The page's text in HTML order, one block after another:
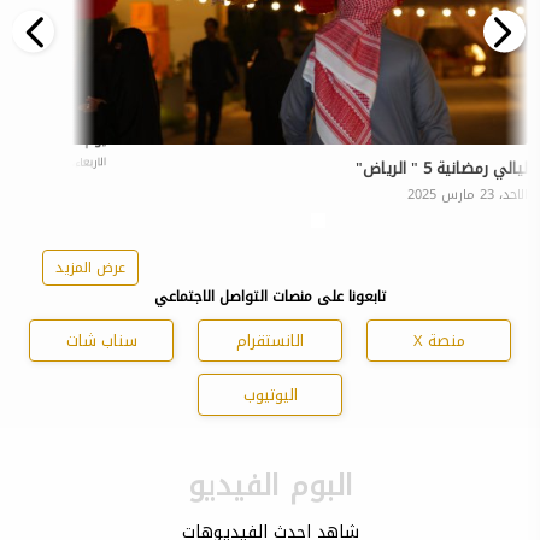
ليالي رمضانية 5 " الرياض"
الاحد، 23 مارس 2025
يوم التأسيس ..
الاربعاء، 26 فبراير 2025
عرض المزيد
تابعونا على منصات التواصل الاجتماعي
منصة X الانستقرام
سناب شات
اليوتيوب
البوم الفيديو
شاهد احدث الفيديوهات